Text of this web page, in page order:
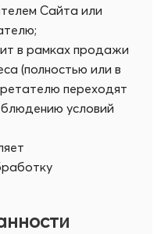
Сайта или
в рамках продажи
(полностью или в
переходят
условий